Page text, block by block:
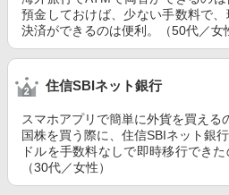
預金しておけば、少ない手数料で
決済ができるのは便利。（50代／女
住信SBIネット銀行
スマホアプリで簡単に外貨を買える
国株を買う際に、住信SBIネット銀
ドルを手数料なしで即時移行でき
（30代／女性）